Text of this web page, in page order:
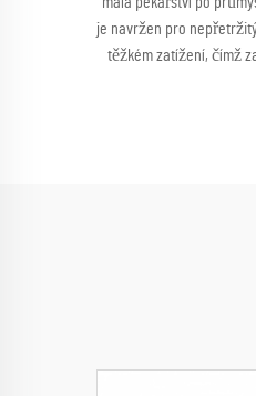
je navržen pro
těžkém zatížení, čímž